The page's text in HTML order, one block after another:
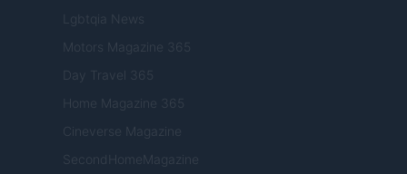
Lgbtqia News
Motors Magazine 365
Day Travel 365
Home Magazine 365
Cineverse Magazine
SecondHomeMagazine